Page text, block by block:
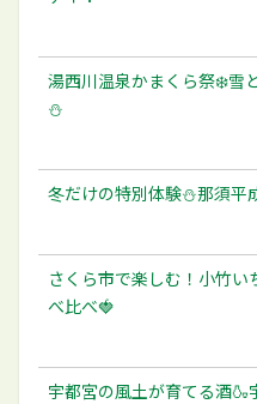
湯西川温泉かまくら祭❄️雪
⛄️
冬だけの特別体験⛄️那須平
さくら市で楽しむ！小竹
べ比べ🍓
宇都宮の風土が育てる酒